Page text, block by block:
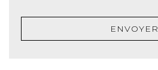
ENVOYER